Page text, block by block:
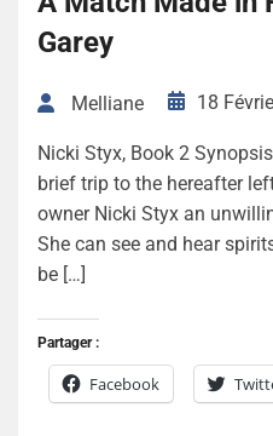
Garey
Melliane 18
Nicki Styx, Book 2
brief trip to the hereafter
owner Nicki Styx an
She can see and hear
be […]
Partager :
Facebook